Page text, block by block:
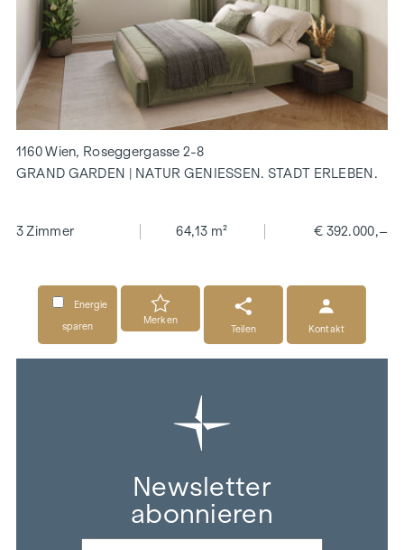
1160 Wien, Roseggergasse 2-8
GRAND GARDEN | NATUR GENIESSEN. STADT ERLEBEN.
3 Zimmer 64,13 m² € 392.000,–
Energie
sparen
Merken
Teilen
Kontakt
Newsletter
abonnieren